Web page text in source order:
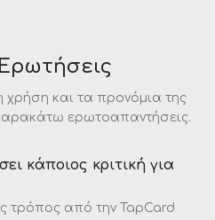
χρήση και τα προνόμια της
ερωτοαπαντήσεις.
κάποιος κριτική για
τρόπος από την TapCard